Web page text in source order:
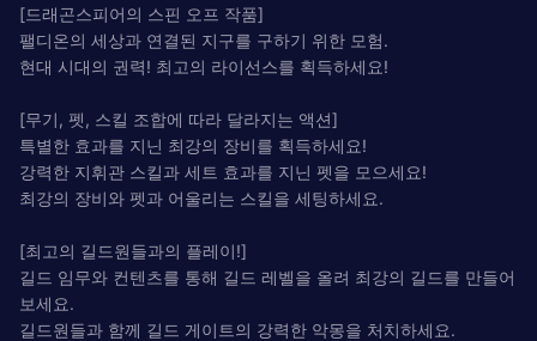
[드래곤스피어의 스핀 오프 작품]
팰디온의 세상과 연결된 지구를 구하기 위한 모험.
현대 시대의 권력! 최고의 라이선스를 획득하세요!
[무기, 펫, 스킬 조합에 따라 달라지는 액션]
특별한 효과를 지닌 최강의 장비를 획득하세요!
강력한 지휘관 스킬과 세트 효과를 지닌 펫을 모으세요!
최강의 장비와 펫과 어울리는 스킬을 세팅하세요.
[최고의 길드원들과의 플레이!]
길드 임무와 컨텐츠를 통해 길드 레벨을 올려 최강의 길드를 만들어
보세요.
길드원들과 함께 길드 게이트의 강력한 악몽을 처치하세요.